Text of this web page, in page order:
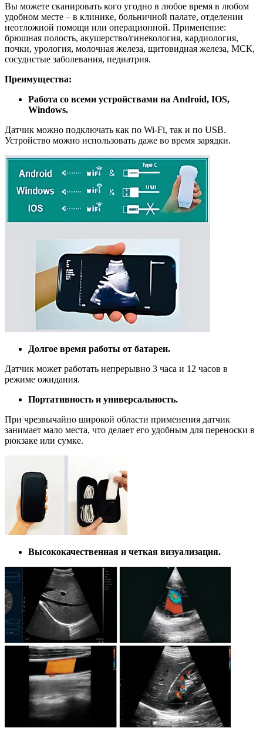
Вы можете сканировать кого угодно в любое время в любом
удобном месте – в клинике, больничной палате, отделении
неотложной помощи или операционной. Применение:
брюшная полость, акушерство/гинекология, кардиология,
почки, урология, молочная железа, щитовидная железа, МСК,
сосудистые заболевания, педиатрия.
Преимущества:
Работа со всеми устройствами на Android, IOS,
Windows.
Датчик можно подключать как по Wi-Fi, так и по USB.
Устройство можно использовать даже во время зарядки.
Долгое время работы от батареи.
Датчик может работать непрерывно 3 часа и 12 часов в
режиме ожидания.
Портативность и универсальность.
При чрезвычайно широкой области применения датчик
занимает мало места, что делает его удобным для переноски в
рюкзаке или сумке.
Высококачественная и четкая визуализация.